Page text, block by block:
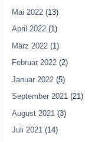
Mai 2022(13)
April 2022(1)
März 2022(1)
Februar 2022(2)
Januar 2022(5)
September 2021(21)
August 2021 (3)
Juli 2021(14)